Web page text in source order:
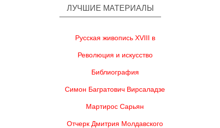
ЛУЧШИЕ МАТЕРИАЛЫ
Русская живопись XVIII в
Революция и искусство
Библиография
Симон Багратович Вирсаладзе
Мартирос Сарьян
Отчерк Дмитрия Молдавского